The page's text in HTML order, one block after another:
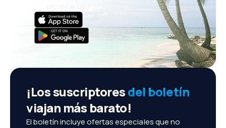
¡Los suscriptoresdel boletín
viajan más barato!
El boletín incluye ofertas especiales que no